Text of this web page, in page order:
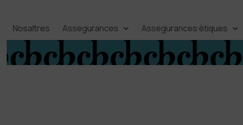
Nosaltres Assegurances Assegurances ètiques